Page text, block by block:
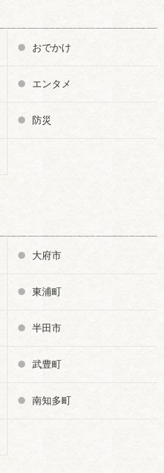
おでかけ
エンタメ
防災
大府市
東浦町
半田市
武豊町
南知多町